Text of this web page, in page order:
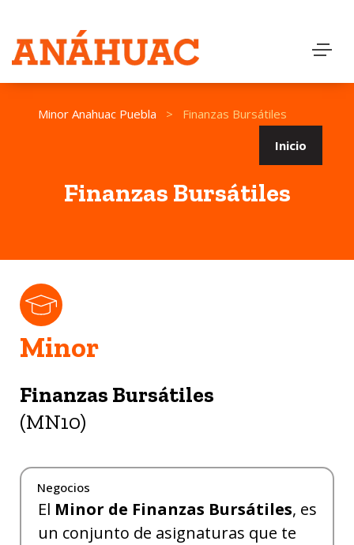
Minor Anahuac Puebla >
Finanzas Bursátiles
Inicio
Finanzas Bursátiles
Minor
Finanzas Bursátiles
(MN10)
Negocios
El Minor de Finanzas Bursátiles, es
un conjunto de asignaturas que te